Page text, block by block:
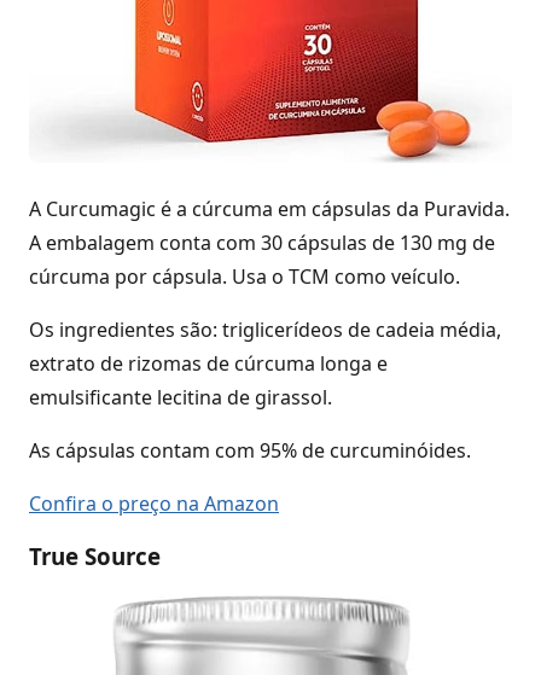
A Curcumagic é a cúrcuma em cápsulas da Puravida.
A embalagem conta com 30 cápsulas de 130 mg de
cúrcuma por cápsula. Usa o TCM como veículo.
Os ingredientes são: triglicerídeos de cadeia média,
extrato de rizomas de cúrcuma longa e
emulsificante lecitina de girassol.
As cápsulas contam com 95% de curcuminóides.
Confira o preço na Amazon
True Source